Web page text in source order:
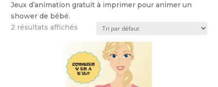
Jeux d’animation gratuit à imprimer pour animer un
shower de bébé.
2 résultats affichés